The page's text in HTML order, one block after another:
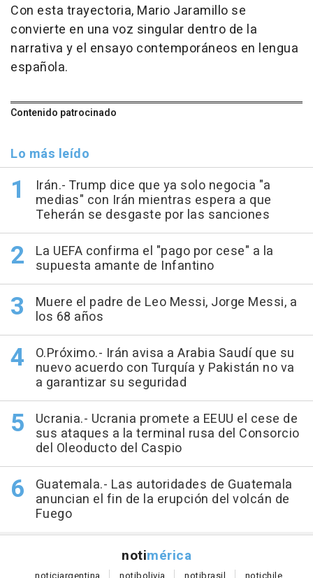
Con esta trayectoria, Mario Jaramillo se
convierte en una voz singular dentro de la
narrativa y el ensayo contemporáneos en lengua
española.
Contenido patrocinado
Lo más leído
Irán.- Trump dice que ya solo negocia "a
medias" con Irán mientras espera a que
Teherán se desgaste por las sanciones
La UEFA confirma el "pago por cese" a la
supuesta amante de Infantino
Muere el padre de Leo Messi, Jorge Messi, a
los 68 años
O.Próximo.- Irán avisa a Arabia Saudí que su
nuevo acuerdo con Turquía y Pakistán no va
a garantizar su seguridad
Ucrania.- Ucrania promete a EEUU el cese de
sus ataques a la terminal rusa del Consorcio
del Oleoducto del Caspio
Guatemala.- Las autoridades de Guatemala
anuncian el fin de la erupción del volcán de
Fuego
notimérica